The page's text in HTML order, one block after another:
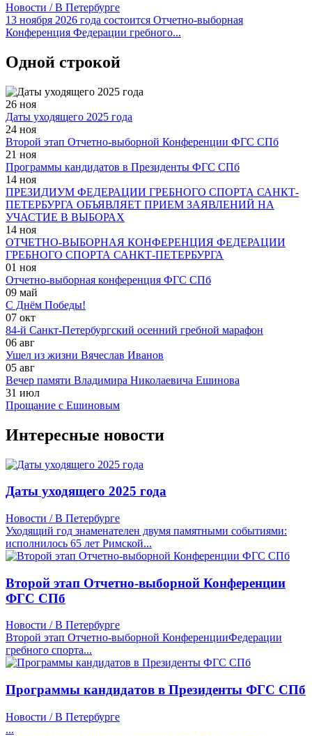
Новости / В Петербурге
13 ноября 2026 года состоится Отчетно-выборная
Конференция Федерации гребного...
Одной строкой
26 ноя
Даты уходящего 2025 года
24 ноя
Второй этап Отчетно-выборной Конференции ФГС СПб
21 ноя
Программы кандидатов в Президенты ФГС СПб
14 ноя
ПРЕЗИДИУМ ФЕДЕРАЦИИ ГРЕБНОГО СПОРТА САНКТ-
ПЕТЕРБУРГА ОБЪЯВЛЯЕТ ПРИЕМ ЗАЯВЛЕНИЙ НА
УЧАСТИЕ В ВЫБОРАХ
14 ноя
ОТЧЕТНО-ВЫБОРНАЯ КОНФЕРЕНЦИЯ ФЕДЕРАЦИИ
ГРЕБНОГО СПОРТА САНКТ-ПЕТЕРБУРГА
01 ноя
Отчетно-выборная конференция ФГС СПб
09 май
С Днём Победы!
07 окт
84-й Санкт-Петербургский осенний гребной марафон
06 авг
Ушел из жизни Вячеслав Иванов
05 авг
Вечер памяти Владимира Николаевича Ешинова
31 июл
Прощание с Ешиновым
Интересные новости
Даты уходящего 2025 года
Новости / В Петербурге
Уходящий год знаменателен двумя памятными событиями:
исполнилось 65 лет Римской...
Второй этап Отчетно-выборной Конференции
ФГС СПб
Новости / В Петербурге
Второй этап Отчетно-выборной КонференцииФедерации
гребного спорта...
Программы кандидатов в Президенты ФГС СПб
Новости / В Петербурге
...